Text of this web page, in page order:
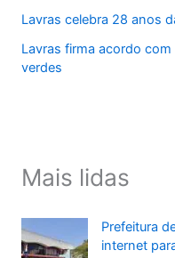
Lavras celebra 28 anos
Lavras firma acordo com
verdes
Mais lidas
Prefeitura
internet